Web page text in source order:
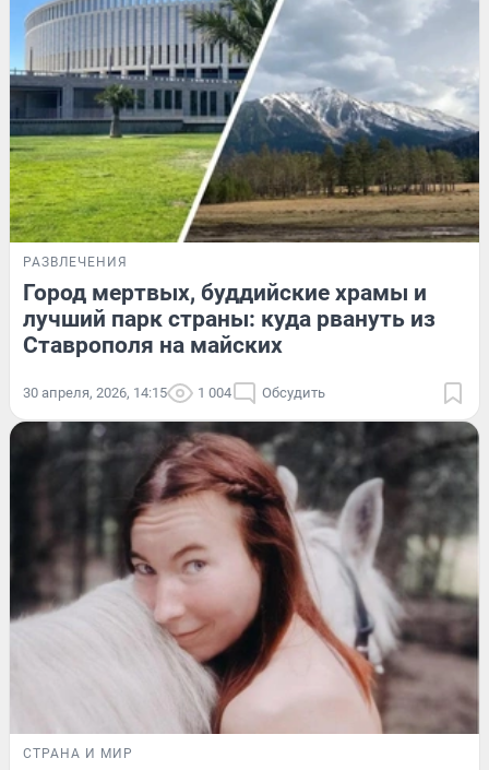
РАЗВЛЕЧЕНИЯ
Город мертвых, буддийские храмы и
лучший парк страны: куда рвануть из
Ставрополя на майских
30 апреля, 2026, 14:15 1 004 Обсудить
СТРАНА И МИР